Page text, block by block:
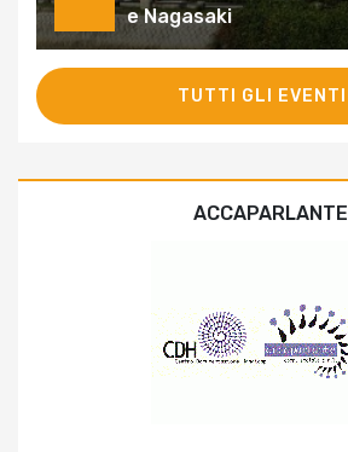
e Nagasaki
TUTTI GLI EVENTI
ACCAPARLANTE